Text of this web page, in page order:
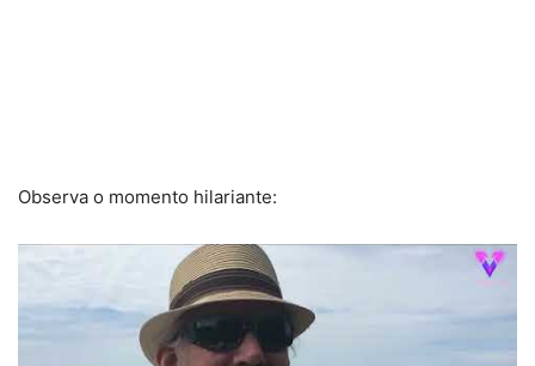
Observa o momento hilariante: